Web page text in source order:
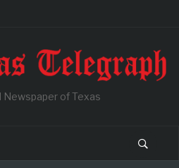
Newspaper of Texas